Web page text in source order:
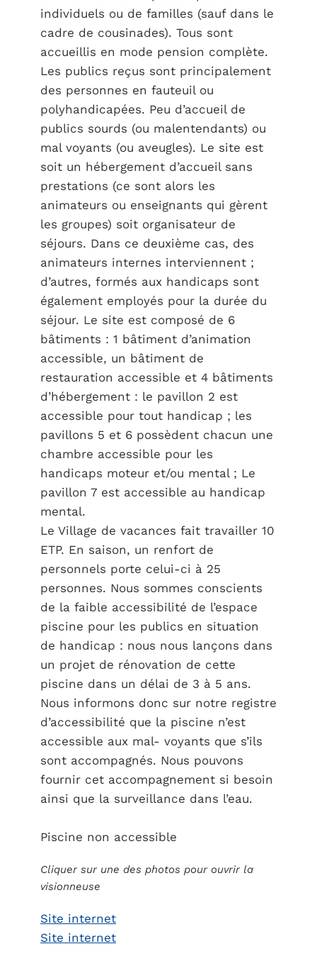
individuels ou de familles (sauf dans le
cadre de cousinades). Tous sont
accueillis en mode pension complète.
Les publics reçus sont principalement
des personnes en fauteuil ou
polyhandicapées. Peu d’accueil de
publics sourds (ou malentendants) ou
mal voyants (ou aveugles). Le site est
soit un hébergement d’accueil sans
prestations (ce sont alors les
animateurs ou enseignants qui gèrent
les groupes) soit organisateur de
séjours. Dans ce deuxième cas, des
animateurs internes interviennent ;
d’autres, formés aux handicaps sont
également employés pour la durée du
séjour. Le site est composé de 6
bâtiments : 1 bâtiment d’animation
accessible, un bâtiment de
restauration accessible et 4 bâtiments
d’hébergement : le pavillon 2 est
accessible pour tout handicap ; les
pavillons 5 et 6 possèdent chacun une
chambre accessible pour les
handicaps moteur et/ou mental ; Le
pavillon 7 est accessible au handicap
mental.
Le Village de vacances fait travailler 10
ETP. En saison, un renfort de
personnels porte celui-ci à 25
personnes. Nous sommes conscients
de la faible accessibilité de l’espace
piscine pour les publics en situation
de handicap : nous nous lançons dans
un projet de rénovation de cette
piscine dans un délai de 3 à 5 ans.
Nous informons donc sur notre registre
d’accessibilité que la piscine n’est
accessible aux mal- voyants que s’ils
sont accompagnés. Nous pouvons
fournir cet accompagnement si besoin
ainsi que la surveillance dans l’eau.
Piscine non accessible
Cliquer sur une des photos pour ouvrir la
visionneuse
Site internet
Site internet